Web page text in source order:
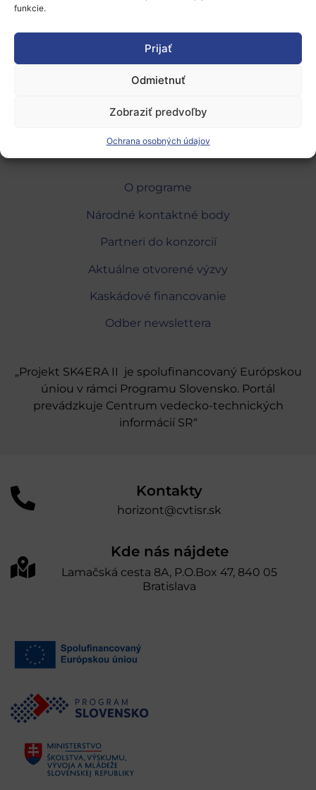
funkcie.
Prijať
Odmietnuť
Zobraziť predvoľby
Ochrana osobných údajov
EIT Digital.
, 02.11.2021, erh
O programe
Národné kontaktné body
Partneri do konzorcií
Aktuálne otvorené výzvy
Kaskádové financovanie
Odber newslettera
„Projekt SK4ERA II je spolufinancovaný Európskou
úniou v rámci Programu Slovensko. Portál
prevádzkuje Centrum vedecko-technických
informácií SR“
Kontakty
horizont@cvtisr.sk
Kde nás nájdete
Lamačská cesta 8A, P.O.Box 47, 840 05
Bratislava